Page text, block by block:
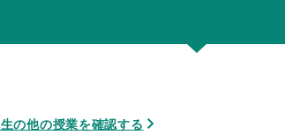
の他の授業を確認する